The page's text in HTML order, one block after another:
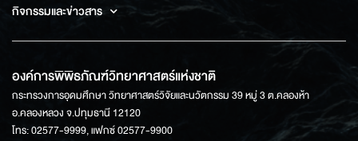
กิจกรรมและข่าวสาร
องค์การพิพิธภัณฑ์วิทยาศาสตร์แห่งชาติ
กระทรวงการอุดมศึกษา วิทยาศาสตร์วิจัยและนวัตกรรม 39 หมู่ 3 ต.คลองห้า
อ.คลองหลวง จ.ปทุมธานี 12120
โทร: 02577-9999, แฟกซ์ 02577-9900